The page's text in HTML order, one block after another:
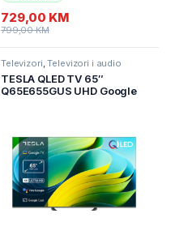
729,00 KM
799,00KM
Televizori ,Televizori i audio
TESLA QLED TV 65″
Q65E655GUS UHD Google